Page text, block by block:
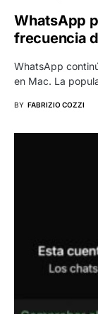
WhatsApp
frecuencia
WhatsApp
en Mac. La
BY FABRIZIO COZZI